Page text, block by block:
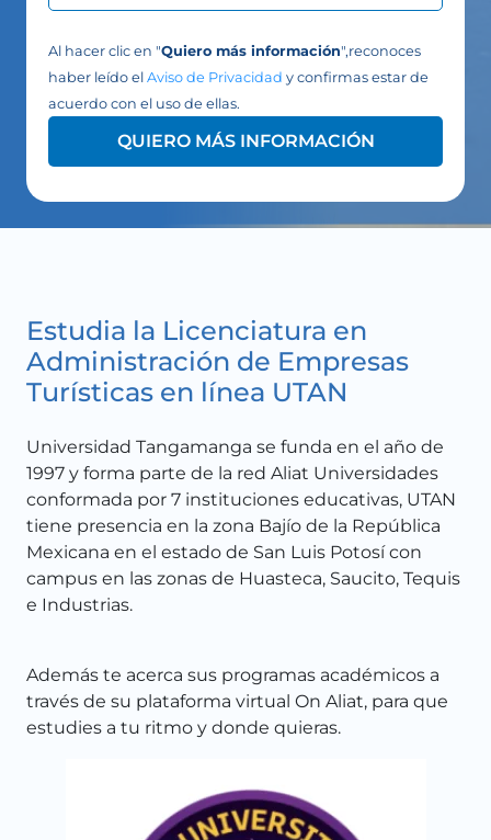
Al hacer clic en "Quiero más información",reconoces
haber leído el Aviso de Privacidad y confirmas estar de
acuerdo con el uso de ellas.
QUIERO MÁS INFORMACIÓN
Estudia la Licenciatura en
Administración de Empresas
Turísticas en línea UTAN
Universidad Tangamanga se funda en el año de
1997 y forma parte de la red Aliat Universidades
conformada por 7 instituciones educativas, UTAN
tiene presencia en la zona Bajío de la República
Mexicana en el estado de San Luis Potosí con
campus en las zonas de Huasteca, Saucito, Tequis
e Industrias.
Además te acerca sus programas académicos a
través de su plataforma virtual On Aliat, para que
estudies a tu ritmo y donde quieras.